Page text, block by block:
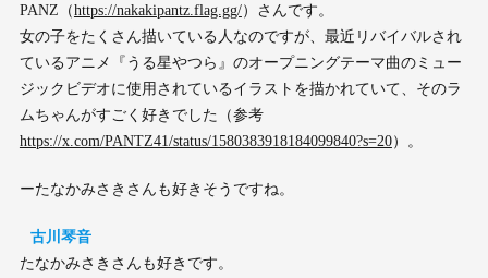
PANZ（https://nakakipantz.flag.gg/）さんです。
女の子をたくさん描いている人なのですが、最近リバイバルされ
ているアニメ『うる星やつら』のオープニングテーマ曲のミュー
ジックビデオに使用されているイラストを描かれていて、そのラ
ムちゃんがすごく好きでした（参考
https://x.com/PANTZ41/status/1580383918184099840?s=20）。
ーたなかみさきさんも好きそうですね。
古川琴音
たなかみさきさんも好きです。